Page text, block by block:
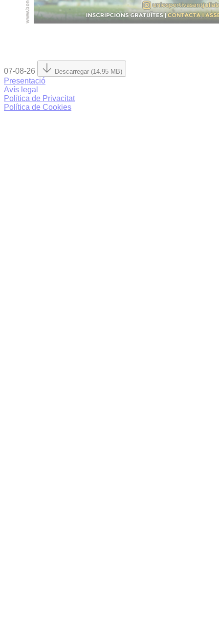
07-08-26 Descarregar (14.95 MB)
Presentació
Avís legal
Política de Privacitat
Política de Cookies